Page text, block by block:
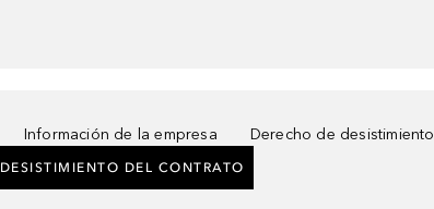
Información de la empresa Derecho de desistimiento
DESISTIMIENTO DEL CONTRATO